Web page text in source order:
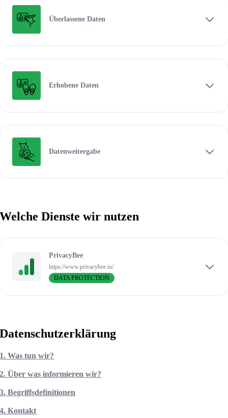
Überlassene Daten
Erhobene Daten
Datenweitergabe
Welche Dienste wir nutzen
PrivacyBee
https://www.privacybee.io/
DATA PROTECTION
Datenschutzerklärung
1. Was tun wir?
2. Über was informieren wir?
3. Begriffsdefinitionen
4. Kontakt